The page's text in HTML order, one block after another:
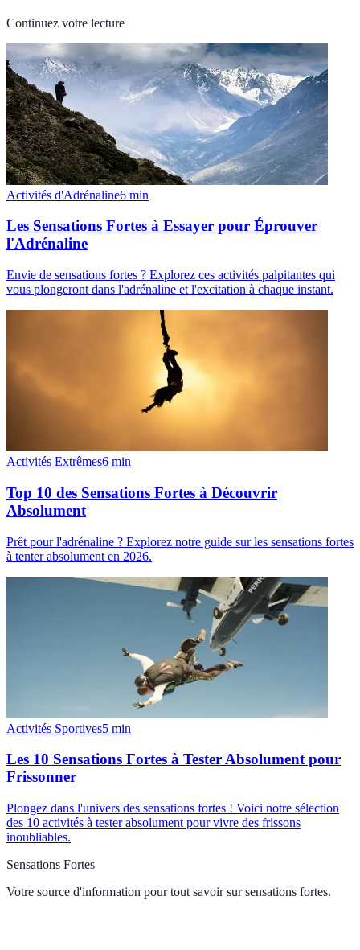
Continuez votre lecture
Activités d'Adrénaline6 min
Les Sensations Fortes à Essayer pour Éprouver
l'Adrénaline
Envie de sensations fortes ? Explorez ces activités palpitantes qui
vous plongeront dans l'adrénaline et l'excitation à chaque instant.
Activités Extrêmes6 min
Top 10 des Sensations Fortes à Découvrir
Absolument
Prêt pour l'adrénaline ? Explorez notre guide sur les sensations fortes
à tenter absolument en 2026.
Activités Sportives5 min
Les 10 Sensations Fortes à Tester Absolument pour
Frissonner
Plongez dans l'univers des sensations fortes ! Voici notre sélection
des 10 activités à tester absolument pour vivre des frissons
inoubliables.
Sensations Fortes
Votre source d'information pour tout savoir sur sensations fortes.